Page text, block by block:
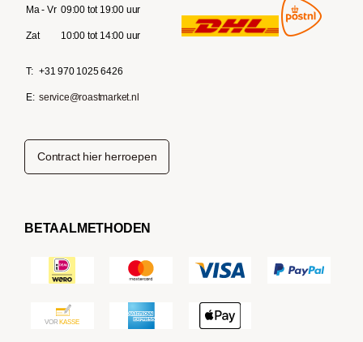
Ma - Vr 09:00 tot 19:00 uur
Zat 10:00 tot 14:00 uur
T: +31 970 1025 6426
E: service@roastmarket.nl
Contract hier herroepen
BETAALMETHODEN